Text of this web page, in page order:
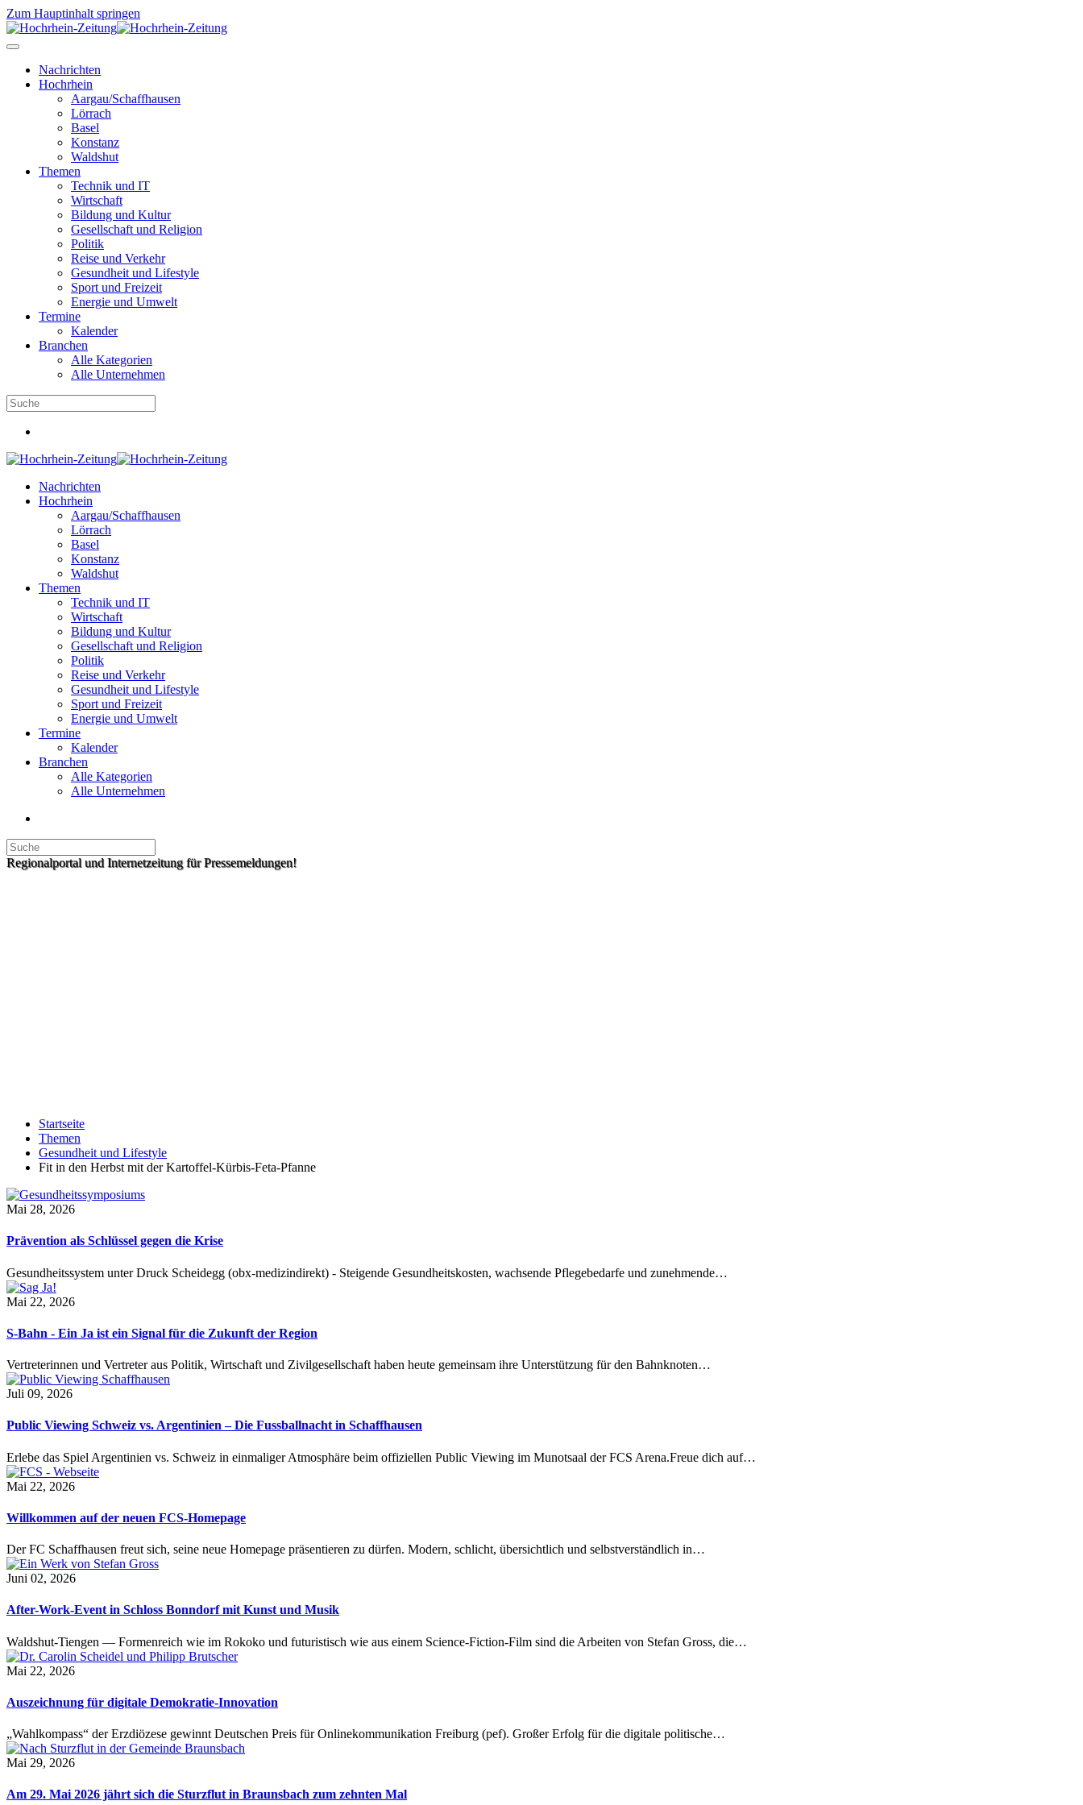
Zum Hauptinhalt springen
Nachrichten
Hochrhein
Aargau/Schaffhausen
Lörrach
Basel
Konstanz
Waldshut
Themen
Technik und IT
Wirtschaft
Bildung und Kultur
Gesellschaft und Religion
Politik
Reise und Verkehr
Gesundheit und Lifestyle
Sport und Freizeit
Energie und Umwelt
Termine
Kalender
Branchen
Alle Kategorien
Alle Unternehmen
Nachrichten
Hochrhein
Aargau/Schaffhausen
Lörrach
Basel
Konstanz
Waldshut
Themen
Technik und IT
Wirtschaft
Bildung und Kultur
Gesellschaft und Religion
Politik
Reise und Verkehr
Gesundheit und Lifestyle
Sport und Freizeit
Energie und Umwelt
Termine
Kalender
Branchen
Alle Kategorien
Alle Unternehmen
Regionalportal und Internetzeitung für Pressemeldungen!
Startseite
Themen
Gesundheit und Lifestyle
Fit in den Herbst mit der Kartoffel-Kürbis-Feta-Pfanne
Mai 28, 2026
Prävention als Schlüssel gegen die Krise
Gesundheitssystem unter Druck Scheidegg (obx-medizindirekt) - Steigende Gesundheitskosten, wachsende Pflegebedarfe und zunehmende…
Mai 22, 2026
S-Bahn - Ein Ja ist ein Signal für die Zukunft der Region
Vertreterinnen und Vertreter aus Politik, Wirtschaft und Zivilgesellschaft haben heute gemeinsam ihre Unterstützung für den Bahnknoten…
Juli 09, 2026
Public Viewing Schweiz vs. Argentinien – Die Fussballnacht in Schaffhausen
Erlebe das Spiel Argentinien vs. Schweiz in einmaliger Atmosphäre beim offiziellen Public Viewing im Munotsaal der FCS Arena.Freue dich auf…
Mai 22, 2026
Willkommen auf der neuen FCS-Homepage
Der FC Schaffhausen freut sich, seine neue Homepage präsentieren zu dürfen. Modern, schlicht, übersichtlich und selbstverständlich in…
Juni 02, 2026
After-Work-Event in Schloss Bonndorf mit Kunst und Musik
Waldshut-Tiengen — Formenreich wie im Rokoko und futuristisch wie aus einem Science-Fiction-Film sind die Arbeiten von Stefan Gross, die…
Mai 22, 2026
Auszeichnung für digitale Demokratie-Innovation
„Wahlkompass“ der Erzdiözese gewinnt Deutschen Preis für Onlinekommunikation Freiburg (pef). Großer Erfolg für die digitale politische…
Mai 29, 2026
Am 29. Mai 2026 jährt sich die Sturzflut in Braunsbach zum zehnten Mal